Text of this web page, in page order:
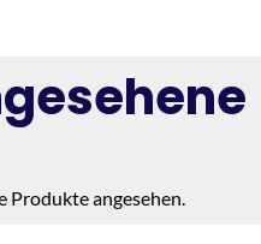
Produkte angesehen.